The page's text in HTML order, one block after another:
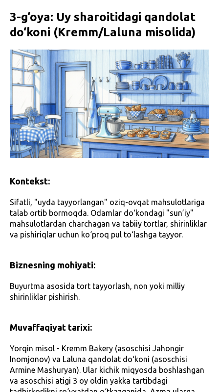
3-g‘oya: Uy sharoitidagi qandolat
do‘koni (Kremm/Laluna misolida)
Kontekst:
Sifatli, "uyda tayyorlangan" oziq-ovqat mahsulotlariga
talab ortib bormoqda. Odamlar do‘kondagi "sun’iy"
mahsulotlardan charchagan va tabiiy tortlar, shirinliklar
va pishiriqlar uchun ko‘proq pul to‘lashga tayyor.
Biznesning mohiyati:
Buyurtma asosida tort tayyorlash, non yoki milliy
shirinliklar pishirish.
Muvaffaqiyat tarixi:
Yorqin misol - Kremm Bakery (asoschisi Jahongir
Inomjonov) va Laluna qandolat do‘koni (asoschisi
Armine Mashuryan). Ular kichik miqyosda boshlashgan
va asoschisi atigi 3 oy oldin yakka tartibdagi